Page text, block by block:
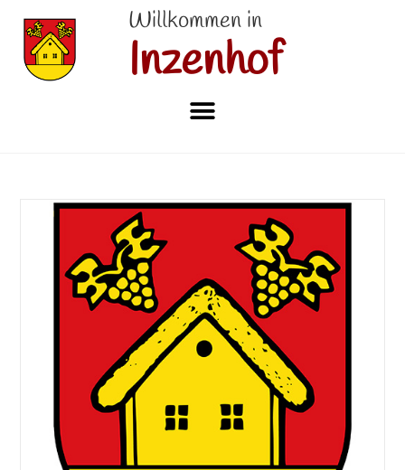
Willkommen in
Inzenhof